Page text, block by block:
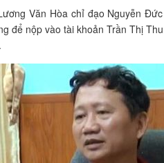
Văn Hòa chỉ đạo Nguyễn
để nộp vào tài khoản Trần Thị